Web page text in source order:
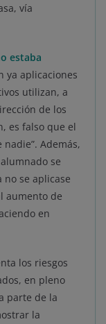
vía
estaba
ya aplicaciones
utilizan, a
de los
es falso que el
Además,
se
se aplicase
aumento de
en
los riesgos
en pleno
parte de la
la